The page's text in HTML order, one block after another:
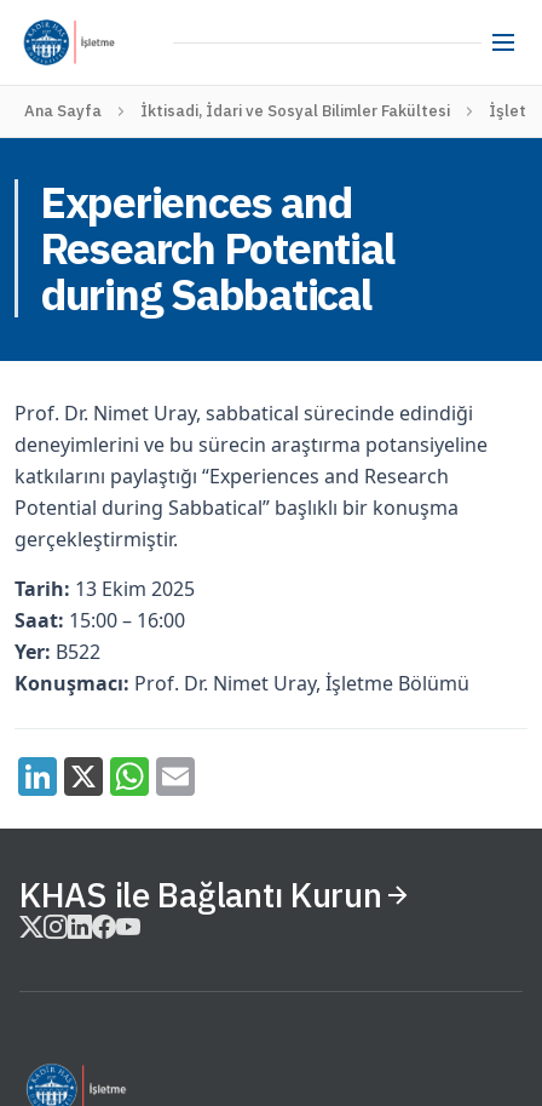
Ana Sayfa İktisadi, İdari ve Sosyal Bilimler Fakültesi
Experiences and
Research Potential
during Sabbatical
Prof. Dr. Nimet Uray, sabbatical sürecinde edindiği
deneyimlerini ve bu sürecin araştırma potansiyeline
katkılarını paylaştığı “Experiences and Research
Potential during Sabbatical” başlıklı bir konuşma
gerçekleştirmiştir.
Tarih: 13 Ekim 2025
Saat: 15:00 – 16:00
Yer: B522
Konuşmacı: Prof. Dr. Nimet Uray, İşletme Bölümü
KHAS ile Bağlantı Kurun